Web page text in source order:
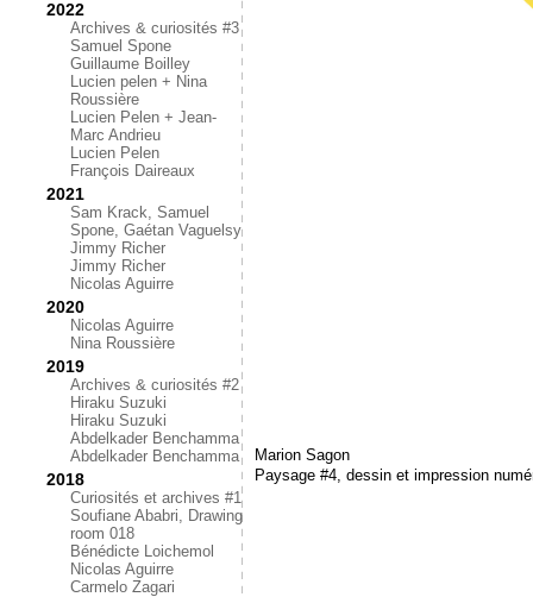
2022
Archives & curiosités #3
Samuel Spone
Guillaume Boilley
Lucien pelen + Nina
Roussière
Lucien Pelen + Jean-
Marc Andrieu
Lucien Pelen
François Daireaux
2021
Sam Krack, Samuel
Spone, Gaétan Vaguelsy
Jimmy Richer
Jimmy Richer
Nicolas Aguirre
2020
Nicolas Aguirre
Nina Roussière
2019
Archives & curiosités #2
Hiraku Suzuki
Hiraku Suzuki
Abdelkader Benchamma
Abdelkader Benchamma
2018
Curiosités et archives #1
Soufiane Ababri, Drawing
room 018
Bénédicte Loichemol
Nicolas Aguirre
Carmelo Zagari
Marion Sagon
Paysage #4, dessin et impression